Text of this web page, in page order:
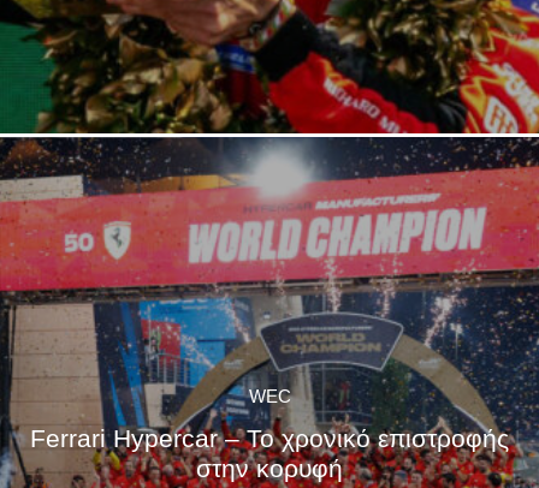
WEC
Ferrari Hypercar – Το χρονικό επιστροφής
στην κορυφή